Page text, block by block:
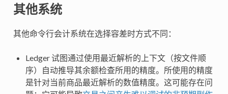
其他系统
其他命令行会计系统在选择容差时方式不同：
Ledger 试图通过使用最近解析的上下文（按文件顺
序）自动推导其余额检查所用的精度。所使用的精度
是针对当前商品最近解析的数值精度。这可能存在问